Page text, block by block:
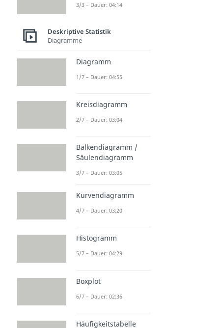
Dauer: 02:51
3/3 – Dauer: 04:14
Deskriptive Statistik
Diagramme
Diagramm
1/7 – Dauer: 04:55
Kreisdiagramm
2/7 – Dauer: 03:04
Balkendiagramm /
Säulendiagramm
3/7 – Dauer: 03:05
Kurvendiagramm
4/7 – Dauer: 03:20
Histogramm
5/7 – Dauer: 04:29
Boxplot
6/7 – Dauer: 02:36
Häufigkeitstabelle